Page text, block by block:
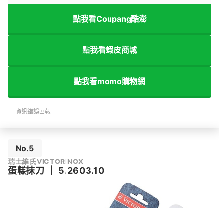
點我看Coupang酷澎
點我看蝦皮商城
點我看momo購物網
資訊錯誤回報
No.5
瑞士維氏VICTORINOX
蛋糕抹刀 5.2603.10